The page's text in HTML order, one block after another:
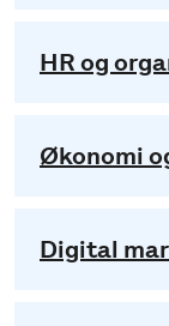
HR og
Økonomi
Digital